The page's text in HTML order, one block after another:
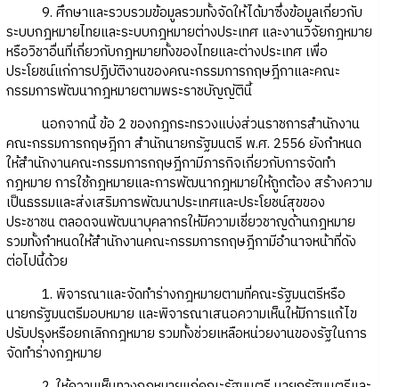
9. ศึกษาและรวบรวมข้อมูลรวมทั้งจัดให้ได้มาซึ่งข้อมูลเกี่ยวกับ
ระบบกฎหมายไทยและระบบกฎหมายต่างประเทศ และงานวิจัยกฎหมาย
หรือวิชาอื่นที่เกี่ยวกับกฎหมายทั้งของไทยและต่างประเทศ เพื่อ
ประโยชน์แก่การปฏิบัติงานของคณะกรรมการกฤษฎีกาและคณะ
กรรมการพัฒนากฎหมายตามพระราชบัญญัตินี้
นอกจากนี้ ข้อ 2 ของกฎกระทรวงแบ่งส่วนราชการสำนักงาน
คณะกรรมการกฤษฎีกา สำนักนายกรัฐมนตรี พ.ศ. 2556 ยังกำหนด
ให้สำนักงานคณะกรรมการกฤษฎีกามีภารกิจเกี่ยวกับการจัดทำ
กฎหมาย การใช้กฎหมายและการพัฒนากฎหมายให้ถูกต้อง สร้างความ
เป็นธรรมและส่งเสริมการพัฒนาประเทศและประโยชน์สุขของ
ประชาชน ตลอดจนพัฒนาบุคลากรให้มีความเชี่ยวชาญด้านกฎหมาย
รวมทั้งกำหนดให้สำนักงานคณะกรรมการกฤษฎีกามีอำนาจหน้าที่ดัง
ต่อไปนี้ด้วย
1. พิจารณาและจัดทำร่างกฎหมายตามที่คณะรัฐมนตรีหรือ
นายกรัฐมนตรีมอบหมาย และพิจารณาเสนอความเห็นให้มีการแก้ไข
ปรับปรุงหรือยกเลิกกฎหมาย รวมทั้งช่วยเหลือหน่วยงานของรัฐในการ
จัดทำร่างกฎหมาย